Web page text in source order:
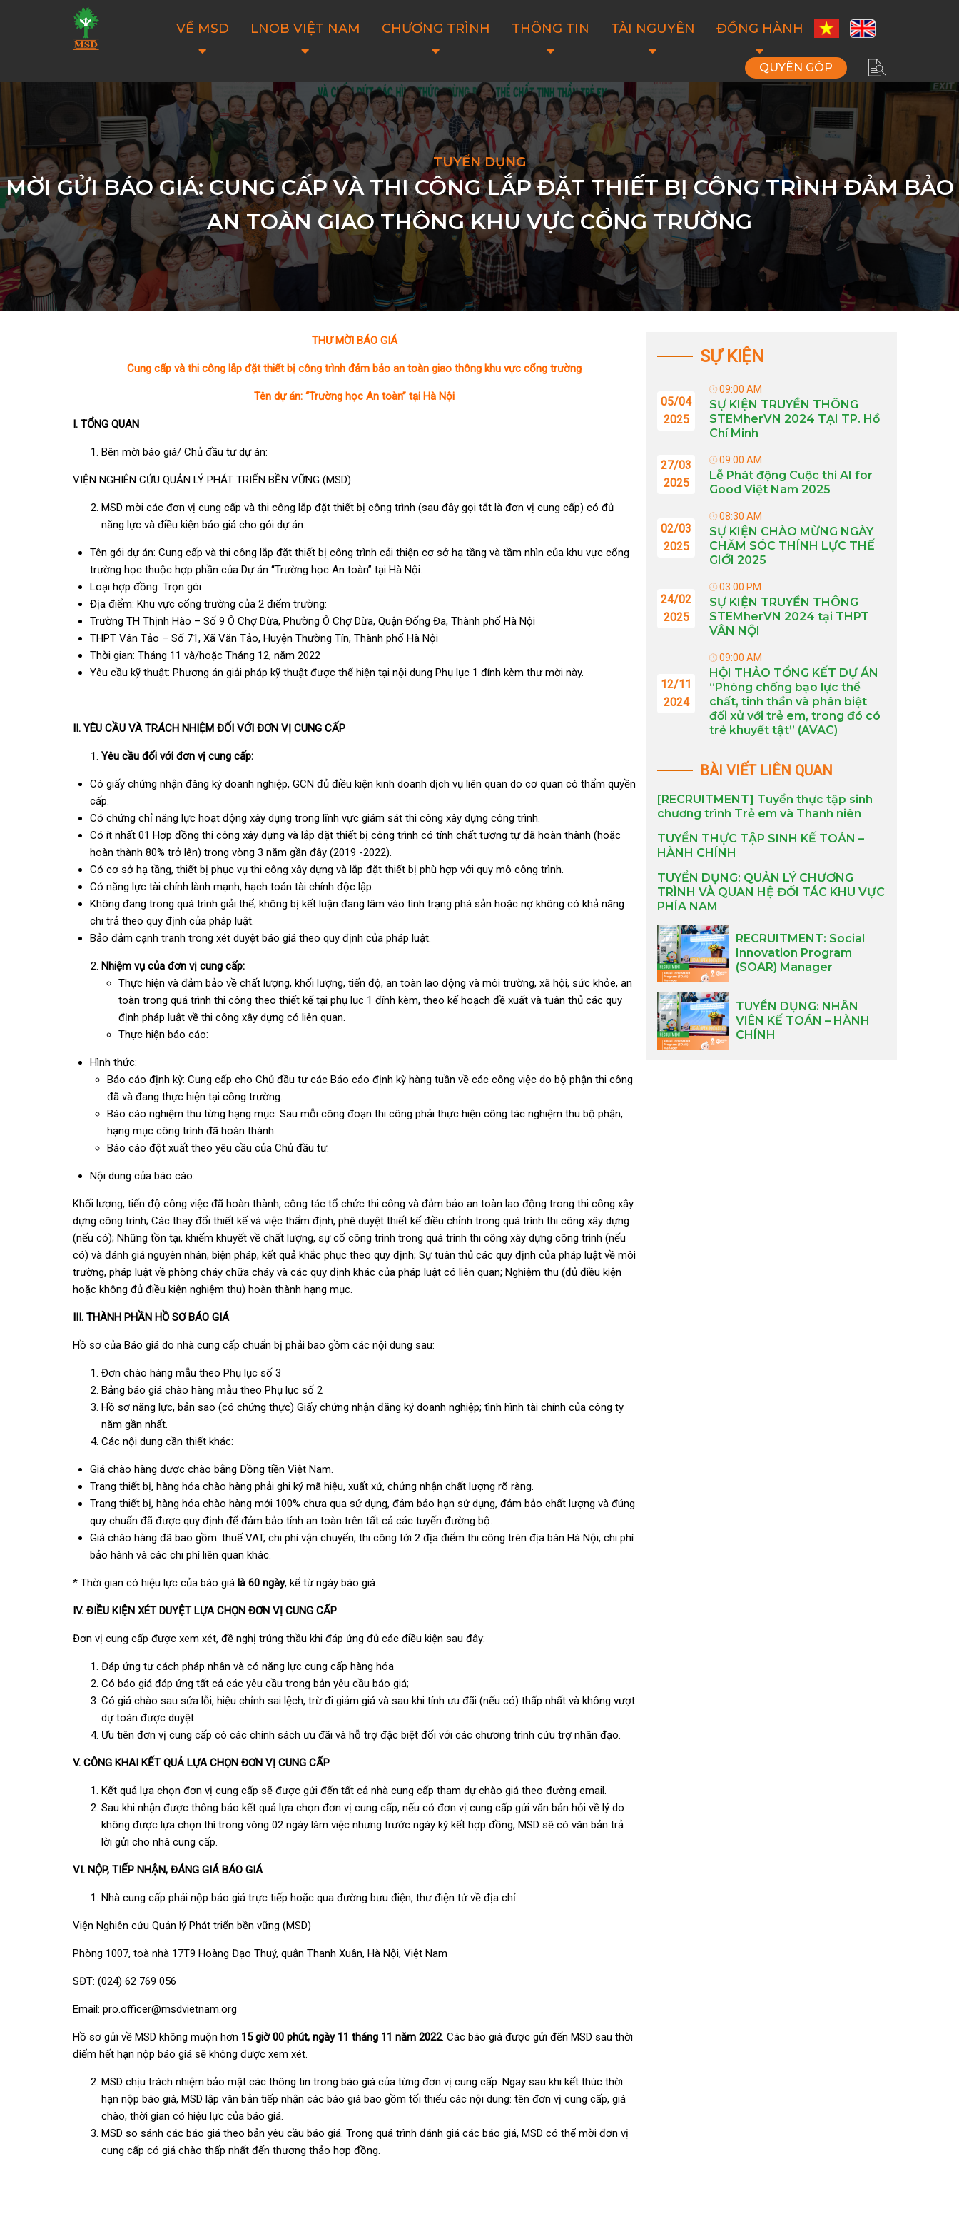
VỀ MSD LNOB VIỆT NAM CHƯƠNG TRÌNH THÔNG TIN TÀI NGUYÊN ĐỒNG HÀNH
QUYÊN GÓP
TUYỂN DỤNG
MỜI GỬI BÁO GIÁ: CUNG CẤP VÀ THI CÔNG LẮP ĐẶT THIẾT BỊ CÔNG TRÌNH ĐẢM BẢO
AN TOÀN GIAO THÔNG KHU VỰC CỔNG TRƯỜNG
THƯ MỜI BÁO GIÁ
Cung cấp và thi công lắp đặt thiết bị công trình đảm bảo an toàn giao thông khu vực cổng trường
Tên dự án: “Trường học An toàn” tại Hà Nội
I. TỔNG QUAN
Bên mời báo giá/ Chủ đầu tư dự án:
VIỆN NGHIÊN CỨU QUẢN LÝ PHÁT TRIỂN BỀN VỮNG (MSD)
MSD mời các đơn vị cung cấp và thi công lắp đặt thiết bị công trình (sau đây gọi tắt là đơn vị cung cấp) có đủ
năng lực và điều kiện báo giá cho gói dự án:
Tên gói dự án: Cung cấp và thi công lắp đặt thiết bị công trình cải thiện cơ sở hạ tầng và tầm nhìn của khu vực cổng
trường học thuộc hợp phần của Dự án “Trường học An toàn” tại Hà Nội.
Loại hợp đồng: Trọn gói
Địa điểm: Khu vực cổng trường của 2 điểm trường:
Trường TH Thịnh Hào – Số 9 Ô Chợ Dừa, Phường Ô Chợ Dừa, Quận Đống Đa, Thành phố Hà Nội
THPT Vân Tảo – Số 71, Xã Văn Tảo, Huyện Thường Tín, Thành phố Hà Nội
Thời gian: Tháng 11 và/hoặc Tháng 12, năm 2022
Yêu cầu kỹ thuật: Phương án giải pháp kỹ thuật được thể hiện tại nội dung Phụ lục 1 đính kèm thư mời này.
II. YÊU CẦU VÀ TRÁCH NHIỆM ĐỐI VỚI ĐƠN VỊ CUNG CẤP
Yêu cầu đối với đơn vị cung cấp:
Có giấy chứng nhận đăng ký doanh nghiệp, GCN đủ điều kiện kinh doanh dịch vụ liên quan do cơ quan có thẩm quyền
cấp.
Có chứng chỉ năng lực hoạt động xây dựng trong lĩnh vực giám sát thi công xây dựng công trình.
Có ít nhất 01 Hợp đồng thi công xây dựng và lắp đặt thiết bị công trình có tính chất tương tự đã hoàn thành (hoặc
hoàn thành 80% trở lên) trong vòng 3 năm gần đây (2019 -2022).
Có cơ sở hạ tầng, thiết bị phục vụ thi công xây dựng và lắp đặt thiết bị phù hợp với quy mô công trình.
Có năng lực tài chính lành mạnh, hạch toán tài chính độc lập.
Không đang trong quá trình giải thể; không bị kết luận đang lâm vào tình trạng phá sản hoặc nợ không có khả năng
chi trả theo quy định của pháp luật.
Bảo đảm cạnh tranh trong xét duyệt báo giá theo quy định của pháp luật.
Nhiệm vụ của đơn vị cung cấp:
Thực hiện và đảm bảo về chất lượng, khối lượng, tiến độ, an toàn lao động và môi trường, xã hội, sức khỏe, an
toàn trong quá trình thi công theo thiết kế tại phụ lục 1 đính kèm, theo kế hoạch đề xuất và tuân thủ các quy
định pháp luật về thi công xây dựng có liên quan.
Thực hiện báo cáo:
Hình thức:
Báo cáo định kỳ: Cung cấp cho Chủ đầu tư các Báo cáo định kỳ hàng tuần về các công việc do bộ phận thi công
đã và đang thực hiện tại công trường.
Báo cáo nghiệm thu từng hạng mục: Sau mỗi công đoạn thi công phải thực hiện công tác nghiệm thu bộ phận,
hạng mục công trình đã hoàn thành.
Báo cáo đột xuất theo yêu cầu của Chủ đầu tư.
Nội dung của báo cáo:
Khối lượng, tiến độ công việc đã hoàn thành, công tác tổ chức thi công và đảm bảo an toàn lao động trong thi công xây
dựng công trình; Các thay đổi thiết kế và việc thẩm định, phê duyệt thiết kế điều chỉnh trong quá trình thi công xây dựng
(nếu có); Những tồn tại, khiếm khuyết về chất lượng, sự cố công trình trong quá trình thi công xây dựng công trình (nếu
có) và đánh giá nguyên nhân, biện pháp, kết quả khắc phục theo quy định; Sự tuân thủ các quy định của pháp luật về môi
trường, pháp luật về phòng cháy chữa cháy và các quy định khác của pháp luật có liên quan; Nghiệm thu (đủ điều kiện
hoặc không đủ điều kiện nghiệm thu) hoàn thành hạng mục.
III. THÀNH PHẦN HỒ SƠ BÁO GIÁ
Hồ sơ của Báo giá do nhà cung cấp chuẩn bị phải bao gồm các nội dung sau:
Đơn chào hàng mẫu theo Phụ lục số 3
Bảng báo giá chào hàng mẫu theo Phụ lục số 2
Hồ sơ năng lực, bản sao (có chứng thực) Giấy chứng nhận đăng ký doanh nghiệp; tình hình tài chính của công ty
năm gần nhất.
Các nội dung cần thiết khác:
Giá chào hàng được chào bằng Đồng tiền Việt Nam.
Trang thiết bị, hàng hóa chào hàng phải ghi ký mã hiệu, xuất xứ, chứng nhận chất lượng rõ ràng.
Trang thiết bị, hàng hóa chào hàng mới 100% chưa qua sử dụng, đảm bảo hạn sử dụng, đảm bảo chất lượng và đúng
quy chuẩn đã được quy định để đảm bảo tính an toàn trên tất cả các tuyến đường bộ.
Giá chào hàng đã bao gồm: thuế VAT, chi phí vận chuyển, thi công tới 2 địa điểm thi công trên địa bàn Hà Nội, chi phí
bảo hành và các chi phí liên quan khác.
* Thời gian có hiệu lực của báo giá là 60 ngày, kể từ ngày báo giá.
IV. ĐIỀU KIỆN XÉT DUYỆT LỰA CHỌN ĐƠN VỊ CUNG CẤP
Đơn vị cung cấp được xem xét, đề nghị trúng thầu khi đáp ứng đủ các điều kiện sau đây:
Đáp ứng tư cách pháp nhân và có năng lực cung cấp hàng hóa
Có báo giá đáp ứng tất cả các yêu cầu trong bản yêu cầu báo giá;
Có giá chào sau sửa lỗi, hiệu chỉnh sai lệch, trừ đi giảm giá và sau khi tính ưu đãi (nếu có) thấp nhất và không vượt
dự toán được duyệt
Ưu tiên đơn vị cung cấp có các chính sách ưu đãi và hỗ trợ đặc biệt đối với các chương trình cứu trợ nhân đạo.
V. CÔNG KHAI KẾT QUẢ LỰA CHỌN ĐƠN VỊ CUNG CẤP
Kết quả lựa chọn đơn vị cung cấp sẽ được gửi đến tất cả nhà cung cấp tham dự chào giá theo đường email.
Sau khi nhận được thông báo kết quả lựa chọn đơn vị cung cấp, nếu có đơn vị cung cấp gửi văn bản hỏi về lý do
không được lựa chọn thì trong vòng 02 ngày làm việc nhưng trước ngày ký kết hợp đồng, MSD sẽ có văn bản trả
lời gửi cho nhà cung cấp.
VI. NỘP, TIẾP NHẬN, ĐÁNG GIÁ BÁO GIÁ
Nhà cung cấp phải nộp báo giá trực tiếp hoặc qua đường bưu điện, thư điện tử về địa chỉ:
Viện Nghiên cứu Quản lý Phát triển bền vững (MSD)
Phòng 1007, toà nhà 17T9 Hoàng Đạo Thuý, quận Thanh Xuân, Hà Nội, Việt Nam
SĐT: (024) 62 769 056
Email: pro.officer@msdvietnam.org
Hồ sơ gửi về MSD không muộn hơn 15 giờ00 phút, ngày 11 tháng 11 năm 2022. Các báo giá được gửi đến MSD sau thời
điểm hết hạn nộp báo giá sẽ không được xem xét.
MSD chịu trách nhiệm bảo mật các thông tin trong báo giá của từng đơn vị cung cấp. Ngay sau khi kết thúc thời
hạn nộp báo giá, MSD lập văn bản tiếp nhận các báo giá bao gồm tối thiểu các nội dung: tên đơn vị cung cấp, giá
chào, thời gian có hiệu lực của báo giá.
MSD so sánh các báo giá theo bản yêu cầu báo giá. Trong quá trình đánh giá các báo giá, MSD có thể mời đơn vị
cung cấp có giá chào thấp nhất đến thương thảo hợp đồng.
SỰ KIỆN
05/04
2025
09:00 AM
SỰ KIỆN TRUYỀN THÔNG
STEMherVN 2024 TẠI TP. Hồ
Chí Minh
27/03
2025
09:00 AM
Lễ Phát động Cuộc thi AI for
Good Việt Nam 2025
02/03
2025
08:30 AM
SỰ KIỆN CHÀO MỪNG NGÀY
CHĂM SÓC THÍNH LỰC THẾ
GIỚI 2025
24/02
2025
03:00 PM
SỰ KIỆN TRUYỀN THÔNG
STEMherVN 2024 tại THPT
VÂN NỘI
12/11
2024
09:00 AM
HỘI THẢO TỔNG KẾT DỰ ÁN
“Phòng chống bạo lực thể
chất, tinh thần và phân biệt
đối xử với trẻ em, trong đó có
trẻ khuyết tật” (AVAC)
BÀI VIẾT LIÊN QUAN
[RECRUITMENT] Tuyển thực tập sinh
chương trình Trẻ em và Thanh niên
TUYỂN THỰC TẬP SINH KẾ TOÁN –
HÀNH CHÍNH
TUYỂN DỤNG: QUẢN LÝ CHƯƠNG
TRÌNH VÀ QUAN HỆ ĐỐI TÁC KHU VỰC
PHÍA NAM
RECRUITMENT: Social
Innovation Program
(SOAR) Manager
TUYỂN DỤNG: NHÂN
VIÊN KẾ TOÁN – HÀNH
CHÍNH